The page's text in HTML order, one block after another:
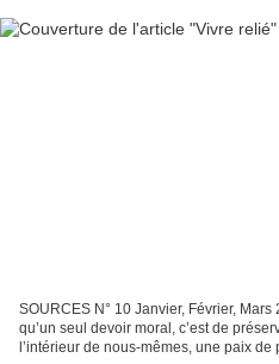
SOURCES N° 10 Janvier, Février,
qu’un seul devoir moral, c’est de
l’intérieur de nous-mêmes, une paix de